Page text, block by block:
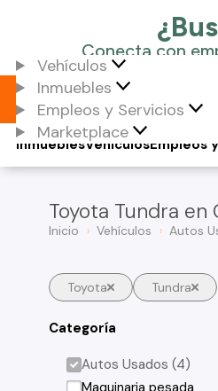
Vehículos
Inmuebles
Empleos y Servicios
Marketplace
Vehículos
Inmuebles Empleos
Toyota Tundra en
Inicio Vehículos Autos
Toyota Tundra
Categoría
Autos Usados (4)
Maquinaria pesada